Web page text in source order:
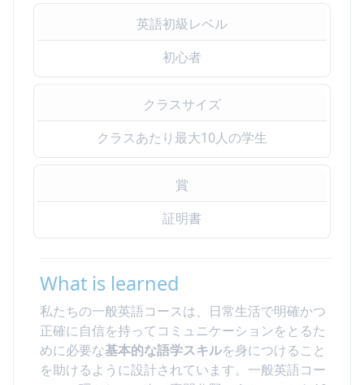
英語初級レベル
初心者
クラスサイズ
クラスあたり最大10人の学生
賞
証明書
What is learned
私たちの一般英語コースは、日常生活で明確かつ
正確に自信を持ってコミュニケーションをとるた
めに必要な基本的な語学スキルを身につけること
を助けるように設計されています。一般英語コー